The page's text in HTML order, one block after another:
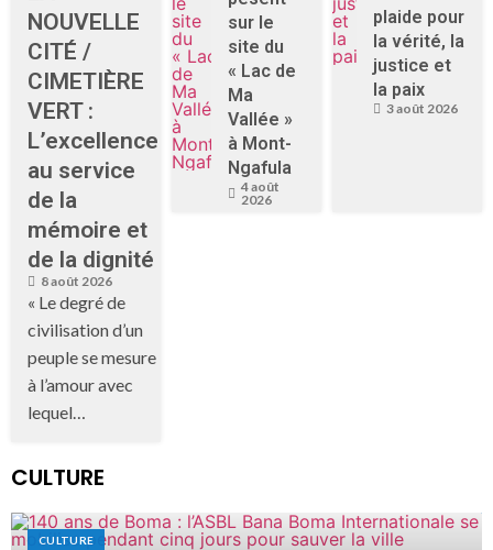
NOUVELLE
CITÉ /
CIMETIÈRE
VERT :
L’excellence
au service
de la
mémoire et
de la dignité
8 août 2026
« Le degré de
civilisation d’un
peuple se mesure
à l’amour avec
lequel…
sur le
site du
« Lac de
Ma
Vallée »
à Mont-
Ngafula
4 août
2026
plaide pour
la vérité, la
justice et
la paix
3 août 2026
CULTURE
CULTURE